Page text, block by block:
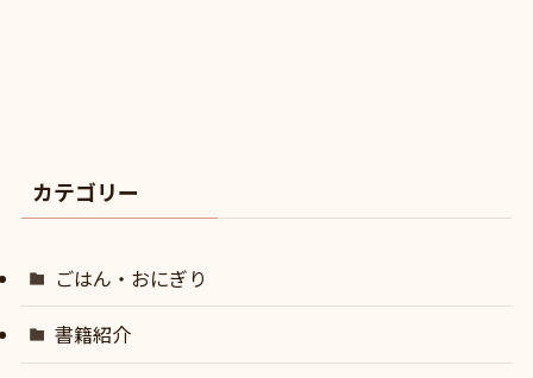
カテゴリー
ごはん・おにぎり
書籍紹介